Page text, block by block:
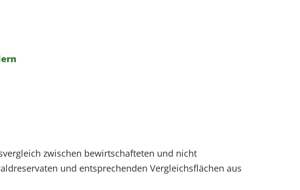
zwischen bewirtschafteten und nicht
und entsprechenden Vergleichsflächen aus